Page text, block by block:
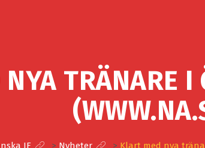
TRÄNARE
IF > Nyheter > Klart med nya